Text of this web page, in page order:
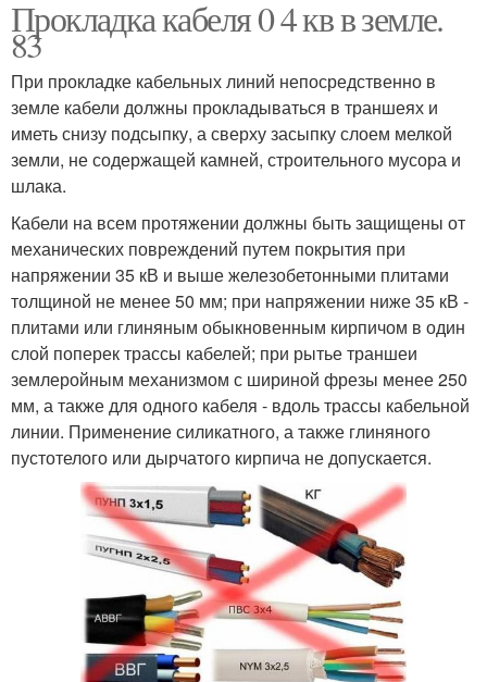
Прокладка кабеля 0 4 кв в земле.
83
При прокладке кабельных линий непосредственно в
земле кабели должны прокладываться в траншеях и
иметь снизу подсыпку, а сверху засыпку слоем мелкой
земли, не содержащей камней, строительного мусора и
шлака.
Кабели на всем протяжении должны быть защищены от
механических повреждений путем покрытия при
напряжении 35 кВ и выше железобетонными плитами
толщиной не менее 50 мм; при напряжении ниже 35 кВ -
плитами или глиняным обыкновенным кирпичом в один
слой поперек трассы кабелей; при рытье траншеи
землеройным механизмом с шириной фрезы менее 250
мм, а также для одного кабеля - вдоль трассы кабельной
линии. Применение силикатного, а также глиняного
пустотелого или дырчатого кирпича не допускается.